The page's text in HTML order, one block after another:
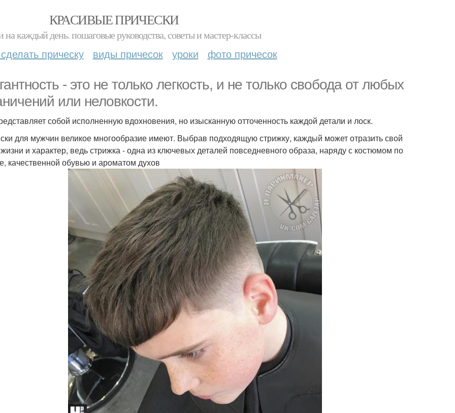
КРАСИВЫЕ ПРИЧЕСКИ
на каждый день. пошаговые руководства, советы и мастер-классы
прическу виды причесок уроки фото причесок
- это не только легкость, и не только свобода от любых
или неловкости.
собой исполненную вдохновения, но изысканную отточенность каждой детали и лоск.
для мужчин великое многообразие имеют. Выбрав подходящую стрижку, каждый может отразить свой
и характер, ведь стрижка - одна из ключевых деталей повседневного образа, наряду с костюмом по
качественной обувью и ароматом духов